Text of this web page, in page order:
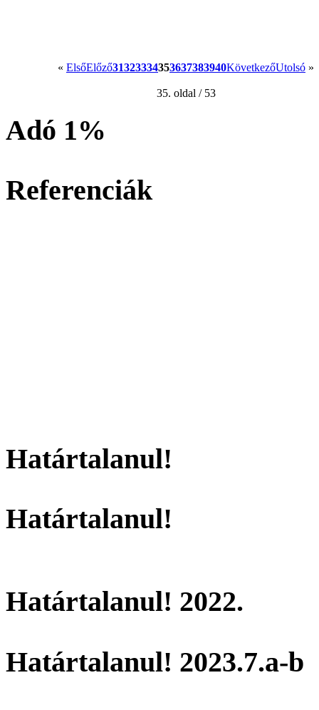
« ElsőElőző31323334353637383940KövetkezőUtolsó »
35. oldal / 53
Adó 1%
Referenciák
Határtalanul!
Határtalanul!
Határtalanul! 2022.
Határtalanul! 2023.7.a-b